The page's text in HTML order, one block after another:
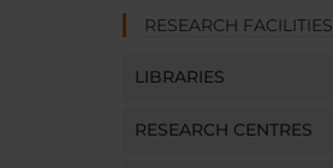
RESEARCH FACILITIES
LIBRARIES
RESEARCH CENTRES